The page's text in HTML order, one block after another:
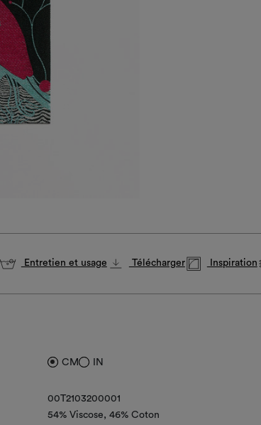
Entretien et usage Télécharger Inspiration
CM IN
00T2103200001
54% Viscose
46% Coton